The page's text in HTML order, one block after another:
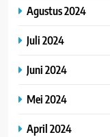
Agustus 2024
Juli 2024
Juni 2024
Mei 2024
April 2024